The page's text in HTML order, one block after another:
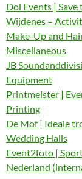
Dol Events |
Wijdenes –
Make-Up and
Miscellaneous
JB
Equipment
Printmeister |
Printing
De Mof | Ideale
Wedding Halls
Event2foto |
Nederland